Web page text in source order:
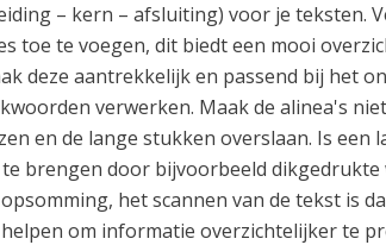
– kern – afsluiting) voor je teksten.
toe te voegen, dit biedt een mooi
deze aantrekkelijk en passend bij het
verwerken. Maak de alinea's
en de lange stukken overslaan. Is een
brengen door bijvoorbeeld dikgedrukte
het scannen van de tekst is
om informatie overzichtelijker te